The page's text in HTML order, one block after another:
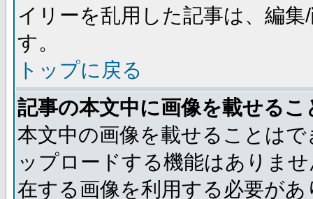
イリーを乱用した記事は、編
す。
トップに戻る
記事の本文中に画像を載せる
本文中の画像を載せることは
ップロードする機能はありま
在する画像を利用する必要が